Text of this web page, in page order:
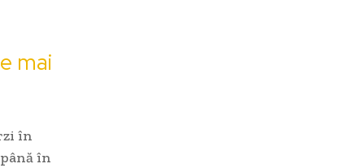
mai
în
în